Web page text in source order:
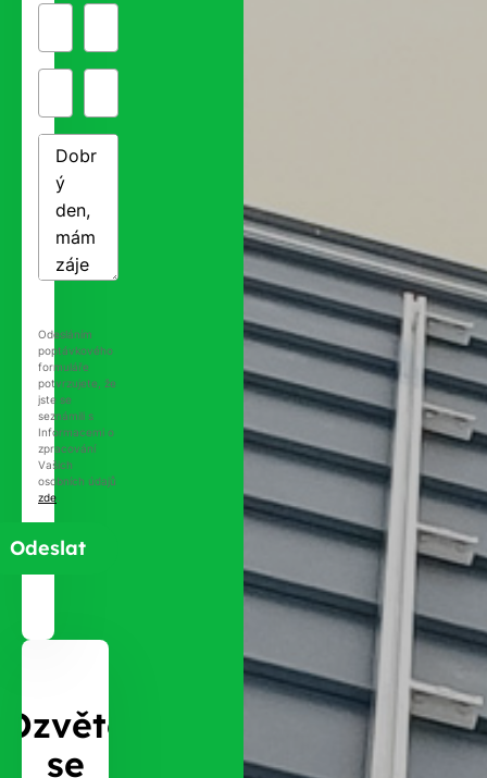
Ozvěte
se
Odesláním
poptávkového
formuláře
potvrzujete, že
jste se
seznámili s
Informacemi o
zpracování
Vašich
osobních údajů
zde.